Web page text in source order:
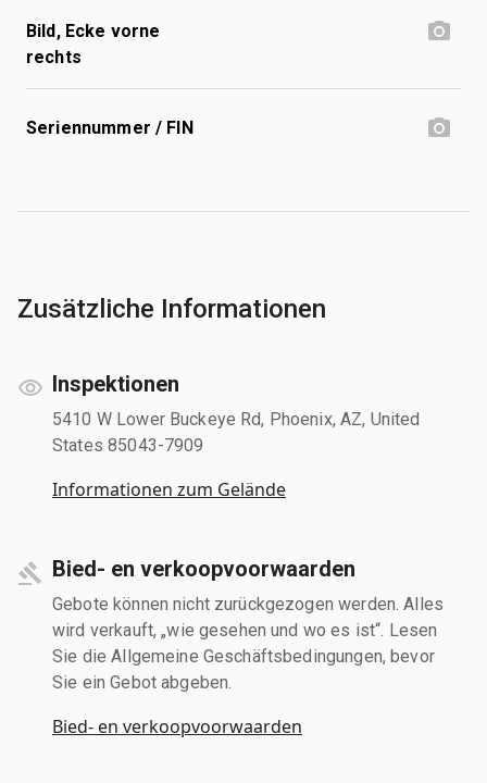
Bild, Ecke vorne
rechts
Seriennummer / FIN
Zusätzliche Informationen
Inspektionen
5410 W Lower Buckeye Rd, Phoenix, AZ, United
States 85043-7909
Informationen zum Gelände
Bied- en verkoopvoorwaarden
Gebote können nicht zurückgezogen werden. Alles
wird verkauft, „wie gesehen und wo es ist“. Lesen
Sie die Allgemeine Geschäftsbedingungen, bevor
Sie ein Gebot abgeben.
Bied- en verkoopvoorwaarden